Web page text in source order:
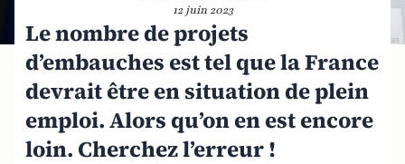
12 juin 2023
Le nombre de projets
d’embauches est tel que la France
devrait être en situation de plein
emploi. Alors qu’on en est encore
loin. Cherchez l’erreur !